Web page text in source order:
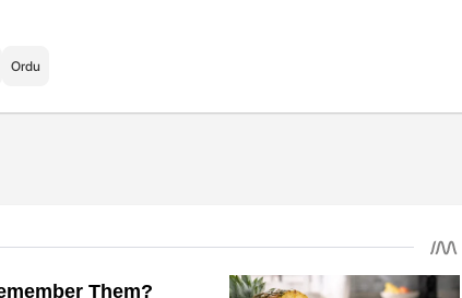
Ordu